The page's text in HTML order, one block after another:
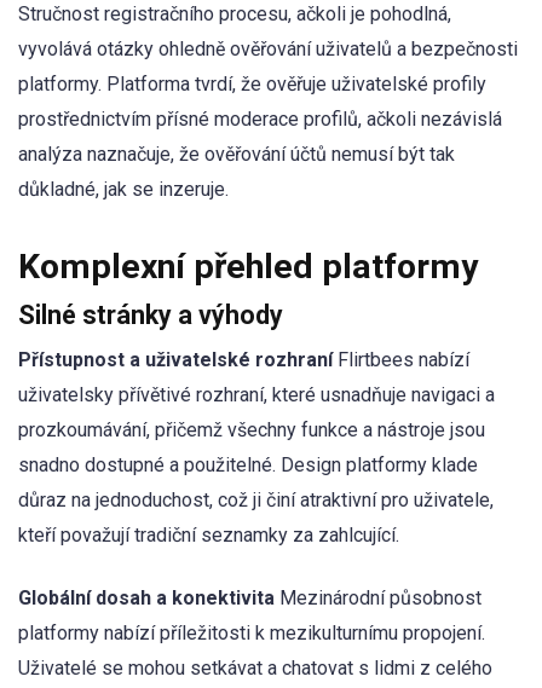
Stručnost registračního procesu, ačkoli je pohodlná,
vyvolává otázky ohledně ověřování uživatelů a bezpečnosti
platformy. Platforma tvrdí, že ověřuje uživatelské profily
prostřednictvím přísné moderace profilů, ačkoli nezávislá
analýza naznačuje, že ověřování účtů nemusí být tak
důkladné, jak se inzeruje.
Komplexní přehled platformy
Silné stránky a výhody
Přístupnost a uživatelské rozhraníFlirtbees nabízí
uživatelsky přívětivé rozhraní, které usnadňuje navigaci a
prozkoumávání, přičemž všechny funkce a nástroje jsou
snadno dostupné a použitelné. Design platformy klade
důraz na jednoduchost, což ji činí atraktivní pro uživatele,
kteří považují tradiční seznamky za zahlcující.
Globální dosah a konektivita Mezinárodní působnost
platformy nabízí příležitosti k mezikulturnímu propojení.
Uživatelé se mohou setkávat a chatovat s lidmi z celého